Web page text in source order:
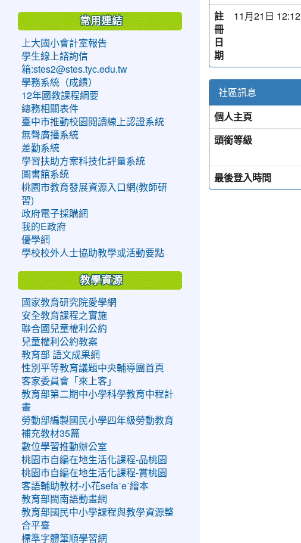
註
冊
日
期
11月21日 12:12
社區訊息
個人主頁
頭銜等級
最後登入時間
常用連結
上大國小會計室報告
學生線上諮詢信
箱:stes2@stes.tyc.edu.tw
學務系統（成績）
12年國教課程綱要
總務相關表件
臺中市推動校園閱讀線上認證系統
無聲廣播系統
差勤系統
學習扶助方案科技化評量系統
圖書館系統
桃園市教育發展資源入口網(教師研
習)
政府電子採購網
我的E政府
優學網
學校校外人士協助教學或活動要點
教學資源
國家教育研究院愛學網
安全教育課程之實施
聯合國兒童權利公約
兒童權利公約教案
教育部 語文成果網
性別平等教育議題中央輔導團首頁
客家委員會「來上客」
教育部第二期中小學科學教育中程計
畫
勞動部編製國民小學四年級勞動教育
補充教材35篇
數位學習推動辦公室
桃園市自編在地生活化課程-品桃園
桃園市自編在地生活化課程-賞桃園
客語輔助教材-小花sefaˊeˋ繪本
教育部閩南語動畫網
教育部國民中小學課程與教學資源整
合平臺
標準字體筆順學習網